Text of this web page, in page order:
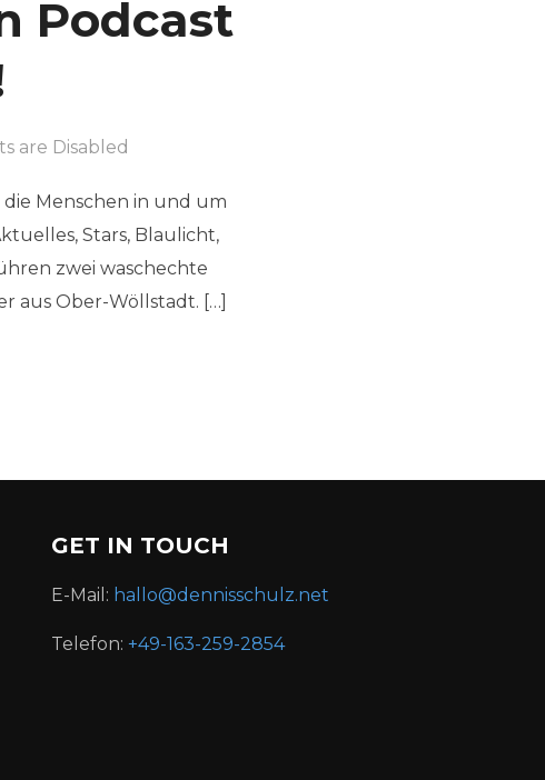
Podcast
are Disabled
Menschen in und um
Stars, Blaulicht,
zwei waschechte
aus Ober-Wöllstadt. […]
GET IN TOUCH
E-Mail: hallo@dennisschulz.net
Telefon: +49-163-259-2854